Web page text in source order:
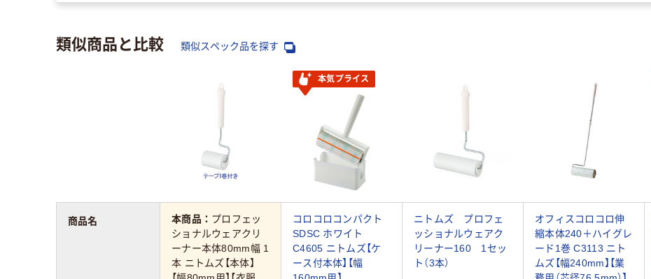
類似商品と比較 類似スペック品を探す
本気プライス
本商品： プロフェッ
ショナルウェアクリ
ーナー本体80mm幅 1
本 ニトムズ【本体】
コロコロコンパクト
SDSC ホワイト
C4605 ニトムズ【ケ
ース付本体】【幅
ニトムズ プロフェ
ッショナルウェアク
リーナー160 1セッ
ト（3本）
オフィスコロコロ伸
縮本体240＋ハイグレ
ード1巻 C3113 ニト
ムズ【幅240mm】【業
商品名